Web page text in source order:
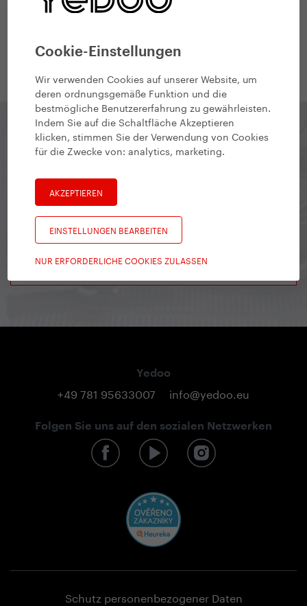
Cookie-Einstellungen
Wir verwenden Cookies auf unserer Website, um
deren ordnungsgemäße Funktion und die
bestmögliche Benutzererfahrung zu gewährleisten.
Indem Sie auf die Schaltfläche Akzeptieren
klicken, stimmen Sie der Verwendung von Cookies
für die Zwecke von:analytics, marketing.
AKZEPTIEREN
EINSTELLUNGEN BEARBEITEN
NUR ERFORDERLICHE COOKIES ZULASSEN
Yedoo Newsletter
Bleiben Sie in Kontakt, um über interessante
Veranstaltungen, neue Modelle und alles übrige
Geschehen informiert zu bleiben.
Abonnieren
Yedoo
+49 781 95633007 info@yedoo.eu
Folgen Sie uns auf den sozialen Netzwerken
Schutz personenbezogener Daten